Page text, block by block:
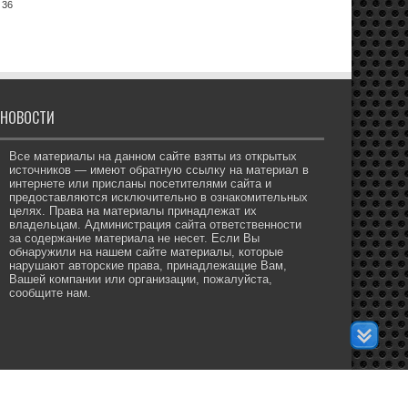
36
НОВОСТИ
Все материалы на данном сайте взяты из открытых
источников — имеют обратную ссылку на материал в
интернете или присланы посетителями сайта и
предоставляются исключительно в ознакомительных
целях. Права на материалы принадлежат их
владельцам. Администрация сайта ответственности
за содержание материала не несет. Если Вы
обнаружили на нашем сайте материалы, которые
нарушают авторские права, принадлежащие Вам,
Вашей компании или организации, пожалуйста,
сообщите нам.